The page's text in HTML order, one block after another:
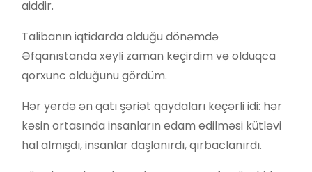
aiddir.
Talibanın iqtidarda olduğu dönəmdə
Əfqanıstanda xeyli zaman keçirdim və olduqca
qorxunc olduğunu gördüm.
Hər yerdə ən qatı şəriət qaydaları keçərli idi: hər
kəsin ortasında insanların edam edilməsi kütləvi
hal almışdı, insanlar daşlanırdı, qırbaclanırdı.